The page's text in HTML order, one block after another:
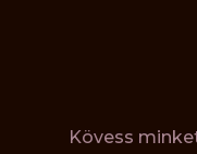
Kövess